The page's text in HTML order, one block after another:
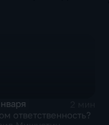
ответственность?